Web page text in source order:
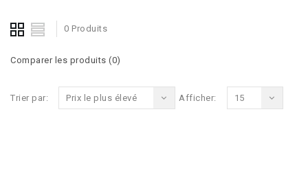
0 Produits
Comparer les produits (0)
Trier par: Prix le plus élevé Afficher: 15